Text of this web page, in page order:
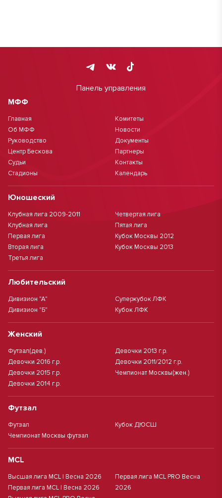
Панель управления
МФФ
Главная
Об МФФ
Руководство
Центр Бескова
Судьи
Стадионы
Комитеты
Новости
Документы
Партнеры
Контакты
Календарь
Юношеский
Клубная лига 2009-2011
Клубная лига
Первая лига
Вторая лига
Третья лига
Четвертая лига
Пятая лига
Кубок Москвы 2012
Кубок Москвы 2013
Любительский
Дивизион "А"
Дивизион "Б"
Суперкубок ЛФК
Кубок ЛФК
Женский
Футзал(дев.)
Девочки 2016 г.р.
Девочки 2015 г.р.
Девочки 2014 г.р.
Девочки 2013 г.р.
Девочки 2011/2012 г.р.
Чемпионат Москвы(жен.)
Футзал
Футзал
Чемпионат Москвы футзал
Кубок ДЮСШ
MCL
Высшая лига MCL | Весна 2026
Первая лига MCL | Весна 2026
Первая лига MCL PRO Весна
2026